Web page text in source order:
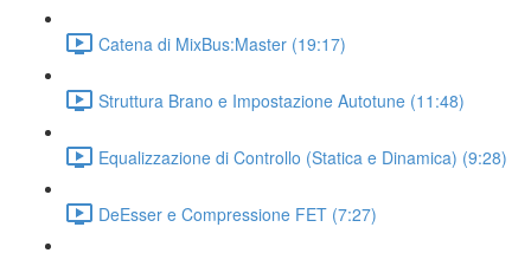
Catena di MixBus:Master (19:17)
Struttura Brano e Impostazione Autotune (11:48)
Equalizzazione di Controllo (Statica e Dinamica) (9:28)
DeEsser e Compressione FET (7:27)